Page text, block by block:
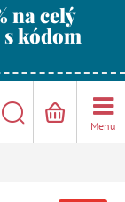
na celý
kódom
Menu